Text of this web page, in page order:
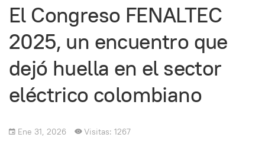
El Congreso FENALTEC
2025, un encuentro que
dejó huella en el sector
eléctrico colombiano
Ene 31, 2026 Visitas: 1267